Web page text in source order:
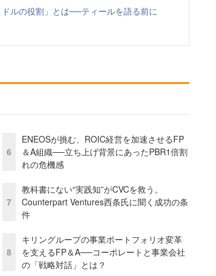
ルの役割」とは──ティールを語る前に
6
ENEOSが挑む、ROIC経営を加速させるFP
＆A組織──立ち上げ背景にあったPBR1倍割
れの危機感
7
教科書にない“実践知”がCVCを救う。
Counterpart Ventures西条氏に聞く成功の条
件
8
キリングループの事業ポートフォリオ変革
を支えるFP＆A──コーポレートと事業会社
の「戦略対話」とは？